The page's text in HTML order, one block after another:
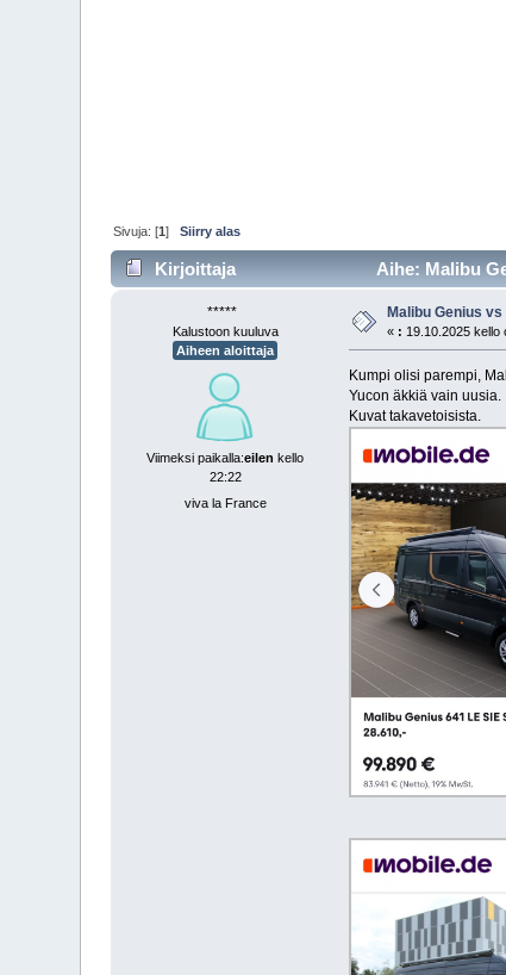
Sivuja: [1]Siirry alas
Kirjoittaja Aihe: Malibu
*****
Kalustoon kuuluva
Aiheen aloittaja
Viimeksi paikalla:eilen kello
22:22
viva la France
Malibu Genius
« : 19.10.2025 kello
Kumpi olisi parempi,
Yucon äkkiä vain uusia.
Kuvat takavetoisista.